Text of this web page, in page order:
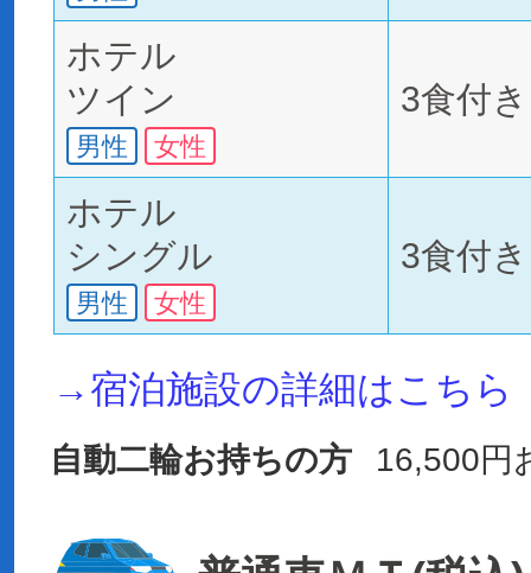
ホテル
ツイン
男性 女性
3食付き
ホテル
シングル
男性 女性
3食付き
→宿泊施設の詳細はこちら
自動二輪お持ちの方 16,500円